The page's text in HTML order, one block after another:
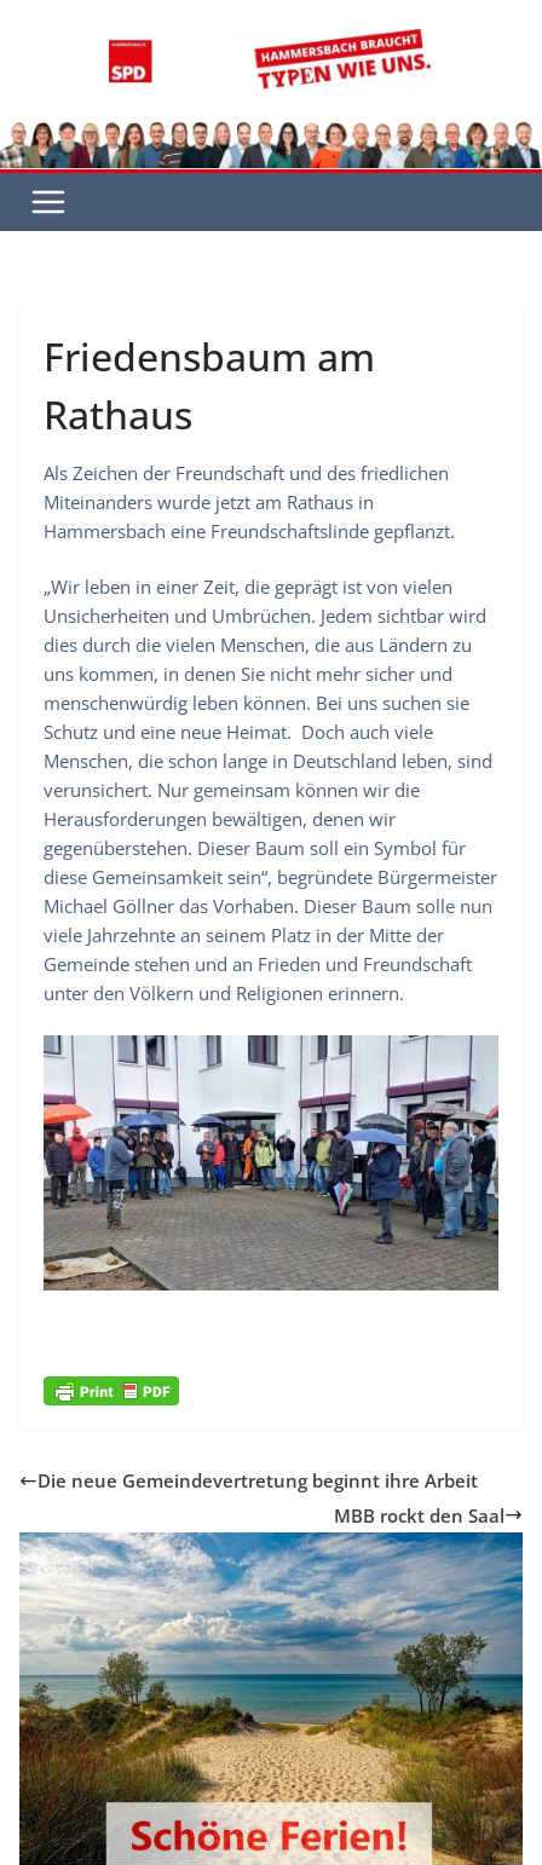
Friedensbaum am
Rathaus
Als Zeichen der Freundschaft und des friedlichen
Miteinanders wurde jetzt am Rathaus in
Hammersbach eine Freundschaftslinde gepflanzt.
„Wir leben in einer Zeit, die geprägt ist von vielen
Unsicherheiten und Umbrüchen. Jedem sichtbar wird
dies durch die vielen Menschen, die aus Ländern zu
uns kommen, in denen Sie nicht mehr sicher und
menschenwürdig leben können. Bei uns suchen sie
Schutz und eine neue Heimat. Doch auch viele
Menschen, die schon lange in Deutschland leben, sind
verunsichert. Nur gemeinsam können wir die
Herausforderungen bewältigen, denen wir
gegenüberstehen. Dieser Baum soll ein Symbol für
diese Gemeinsamkeit sein“, begründete Bürgermeister
Michael Göllner das Vorhaben. Dieser Baum solle nun
viele Jahrzehnte an seinem Platz in der Mitte der
Gemeinde stehen und an Frieden und Freundschaft
unter den Völkern und Religionen erinnern.
Die neue Gemeindevertretung beginnt ihre Arbeit
MBB rockt den Saal